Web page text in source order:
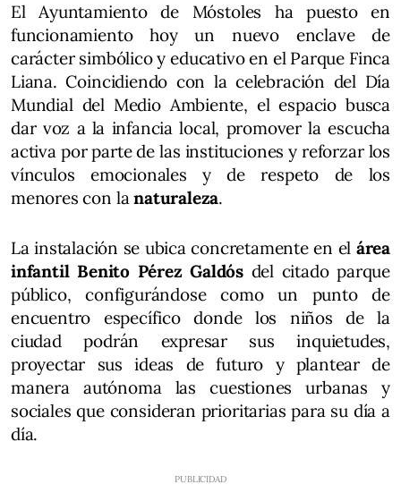
El Ayuntamiento de Móstoles ha puesto en
funcionamiento hoy un nuevo enclave de
carácter simbólico y educativo en el Parque Finca
Liana. Coincidiendo con la celebración del Día
Mundial del Medio Ambiente, el espacio busca
dar voz a la infancia local, promover la escucha
activa por parte de las instituciones y reforzar los
vínculos emocionales y de respeto de los
menores con lanaturaleza.
La instalación se ubica concretamente en el área
infantil Benito Pérez Galdós del citado parque
público, configurándose como un punto de
encuentro específico donde los niños de la
ciudad podrán expresar sus inquietudes,
proyectar sus ideas de futuro y plantear de
manera autónoma las cuestiones urbanas y
sociales que consideran prioritarias para su día a
día.